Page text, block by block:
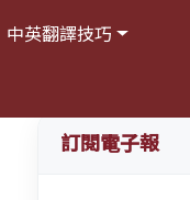
中英翻譯技巧
訂閱電子報